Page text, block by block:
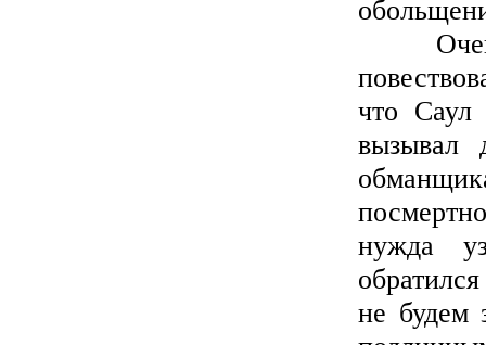
Очень
что Саул
вызывал
нужда
не будем